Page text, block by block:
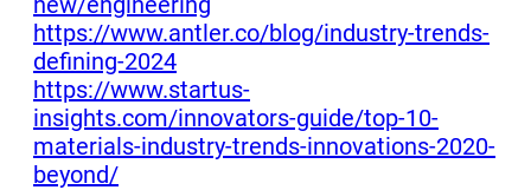
https://www.antler.co/blog/industry-trends-
defining-2024
https://www.startus-
insights.com/innovators-guide/top-10-
materials-industry-trends-innovations-2020-
beyond/